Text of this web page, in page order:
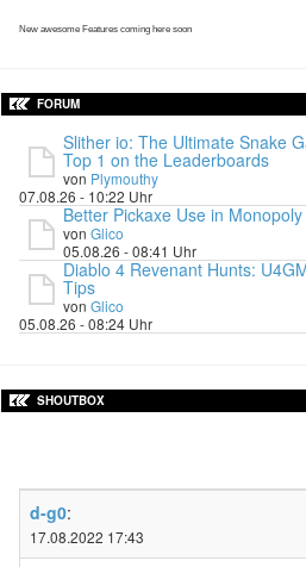
New awesome Features coming here soon
FORUM
Slither io: The Ultimate Snake
Top 1 on the Leaderboards
von Plymouthy
07.08.26 - 10:22 Uhr
Better Pickaxe Use in
von Glico
05.08.26 - 08:41 Uhr
Diablo 4 Revenant Hunts:
Tips
von Glico
05.08.26 - 08:24 Uhr
SHOUTBOX
d-g0:
17.08.2022 17:43